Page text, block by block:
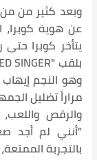
وبعد كثير من
عن هوية كوبرا،
يتأخر كوبرا
وهو النجم
مراراً تضليل
والرقص
"أنني لم أجد
بالتجربة